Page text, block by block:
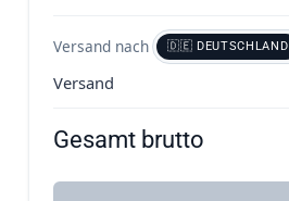
Versand nach 🇩🇪 DEUTSCHLAND
Versand
Gesamt brutto